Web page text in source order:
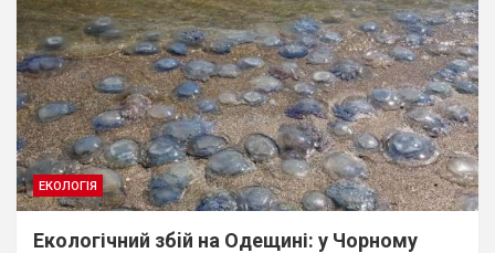
ЕКОЛОГІЯ
Екологічний збiй на Одещині: у Чорному